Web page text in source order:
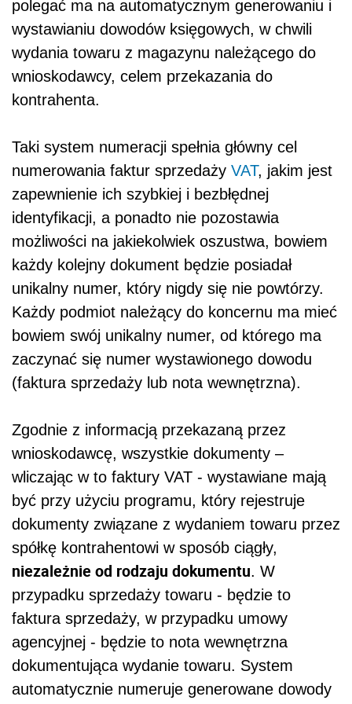
polegać ma na automatycznym generowaniu i
wystawianiu dowodów księgowych, w chwili
wydania towaru z magazynu należącego do
wnioskodawcy, celem przekazania do
kontrahenta.
Taki system numeracji spełnia główny cel
numerowania faktur sprzedaży VAT, jakim jest
zapewnienie ich szybkiej i bezbłędnej
identyfikacji, a ponadto nie pozostawia
możliwości na jakiekolwiek oszustwa, bowiem
każdy kolejny dokument będzie posiadał
unikalny numer, który nigdy się nie powtórzy.
Każdy podmiot należący do koncernu ma mieć
bowiem swój unikalny numer, od którego ma
zaczynać się numer wystawionego dowodu
(faktura sprzedaży lub nota wewnętrzna).
Zgodnie z informacją przekazaną przez
wnioskodawcę, wszystkie dokumenty –
wliczając w to faktury VAT - wystawiane mają
być przy użyciu programu, który rejestruje
dokumenty związane z wydaniem towaru przez
spółkę kontrahentowi w sposób ciągły,
niezależnie od rodzaju dokumentu. W
przypadku sprzedaży towaru - będzie to
faktura sprzedaży, w przypadku umowy
agencyjnej - będzie to nota wewnętrzna
dokumentująca wydanie towaru. System
automatycznie numeruje generowane dowody